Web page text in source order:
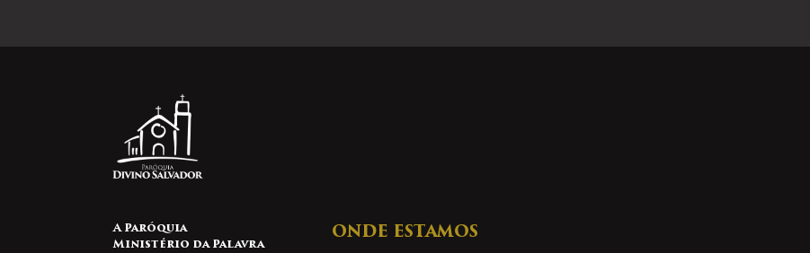
A Paróquia
Ministério da Palavra
ONDE ESTAMOS